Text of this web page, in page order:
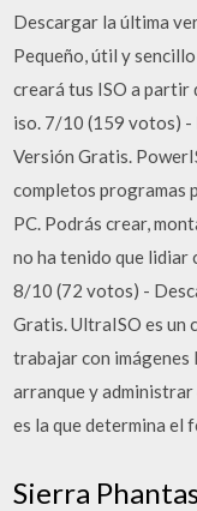
Descargar la última
Pequeño, útil y
creará tus ISO a partir
iso. 7/10 (159 votos) -
Versión Gratis.
completos programas
PC. Podrás crear,
no ha tenido que lidiar
8/10 (72 votos) -
Gratis. UltraISO es un
trabajar con imágenes
arranque y
es la que determina el
Sierra